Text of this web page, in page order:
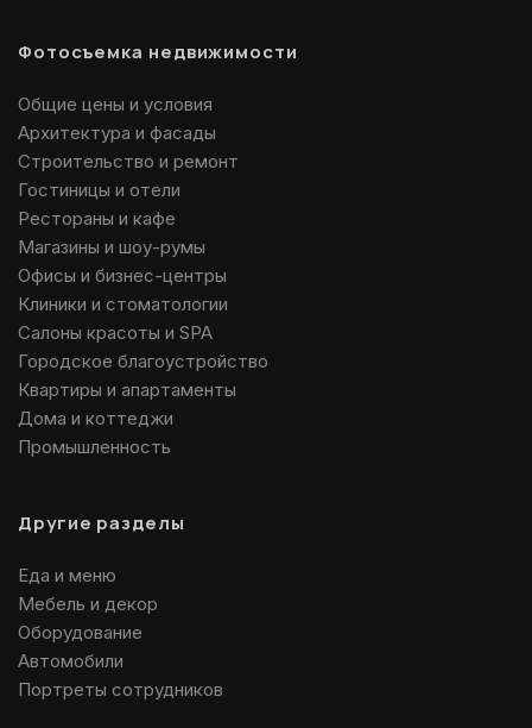
Фотосъемка недвижимости
Общие цены и условия
Архитектура и фасады
Строительство и ремонт
Гостиницы и отели
Рестораны и кафе
Магазины и шоу-румы
Офисы и бизнес-центры
Клиники и стоматологии
Салоны красоты и SPA
Городское благоустройство
Квартиры и апартаменты
Дома и коттеджи
Промышленность
Другие разделы
Еда и меню
Мебель и декор
Оборудование
Автомобили
Портреты сотрудников